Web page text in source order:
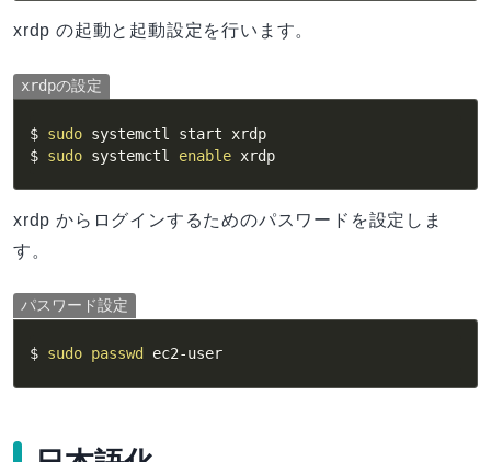
xrdp の起動と起動設定を行います。
xrdpの設定
$ sudo systemctl start xrdp
$ sudo systemctl enable xrdp
xrdp からログインするためのパスワードを設定しま
す。
パスワード設定
$ sudo passwd ec2-user